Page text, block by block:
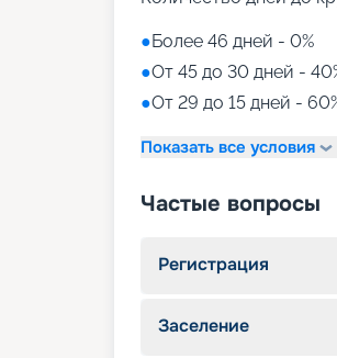
●Более 46 дней - 0%
●От 45 до 30 дней -
●От 29 до 15 дней -
Показать все условия
Частые вопросы
Регистрация
Заселение